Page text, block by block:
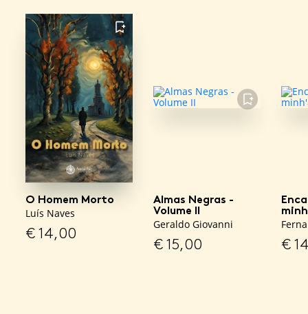
FAVORITO
O Homem Morto
Luís Naves
€14,00
FAVORITO
Almas Negras -
Volume II
Geraldo Giovanni
€15,00 €